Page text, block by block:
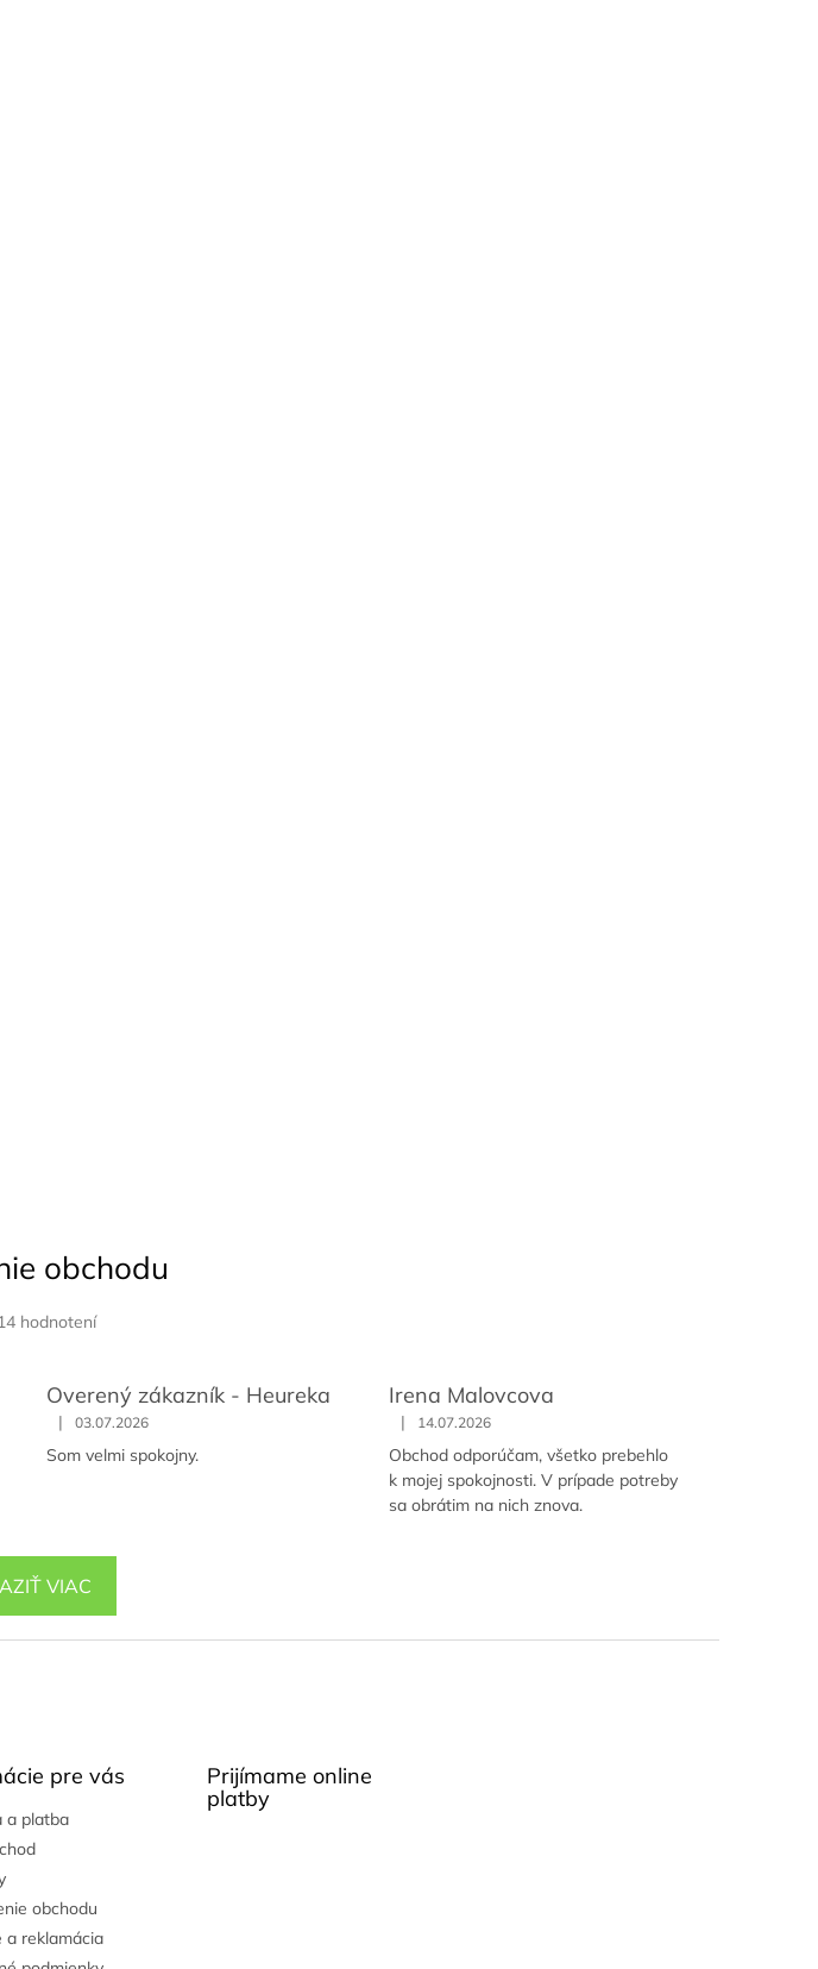
obchodu
hodnotení
Overený zákazník - Heureka
| 03.07.2026
Som velmi spokojny.
Irena Malovcova
| 14.07.2026
Obchod odporúčam, všetko prebehlo
k mojej spokojnosti. V prípade potreby
sa obrátim na nich znova.
VIAC
pre vás
a platba
obchodu
a reklamácia
Prijímame online
platby